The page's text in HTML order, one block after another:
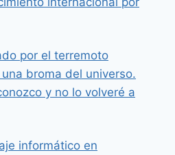
por el terremoto
broma del universo.
y no lo volveré a
informático en